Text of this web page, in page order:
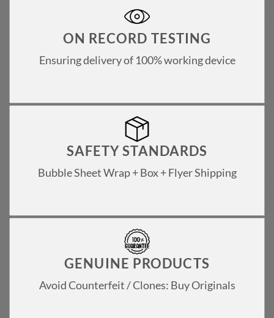
ON RECORD TESTING
Ensuring delivery of 100% working device
SAFETY STANDARDS
Bubble Sheet Wrap + Box + Flyer Shipping
GENUINE PRODUCTS
Avoid Counterfeit / Clones: Buy Originals